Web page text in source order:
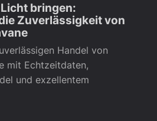
bringen:
Zuverlässigkeit von
Handel von
mit Echtzeitdaten,
und exzellentem